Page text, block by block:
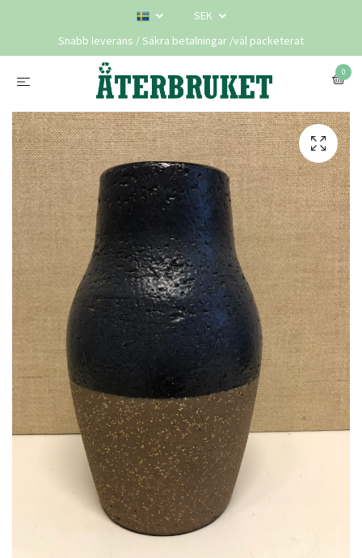
SEK
Snabb leverans / Säkra betalningar /väl packeterat
0